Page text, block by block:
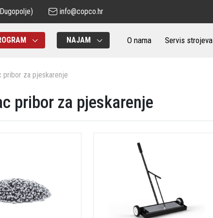
info@copco.hr
NAJAM O nama Servis strojeva
pribor za pjeskarenje
pribor za pjeskarenje